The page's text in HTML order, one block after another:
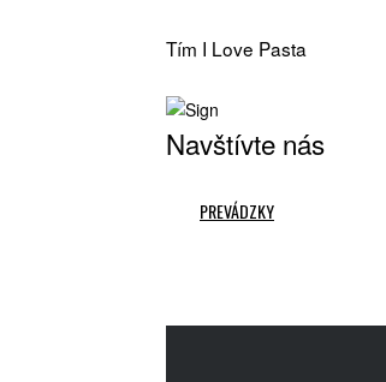
Tím I Love Pasta
Navštívte nás
PREVÁDZKY